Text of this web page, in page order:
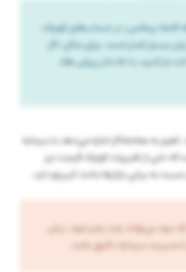
کاملا برعکس، در حساب‌های کوچک،
بسیار کمتر است. برای مثال، اگر
) با حجم 0.01 لات باز کنید، با 50 دلار ریزش طلا،
به معامله‌گر اجازه می‌دهد با سرمایه
که حتی از تغییرات کوچک قیمت نیز
به برخی بازارها مانند کریپتو دارد،
می‌تواند چند برابر شود، زیان
مدیریت سرمایه دقیق باشد.